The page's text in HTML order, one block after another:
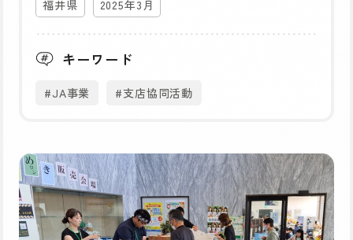
福井県 2025年3月
キーワード
#JA事業 #支店協同活動